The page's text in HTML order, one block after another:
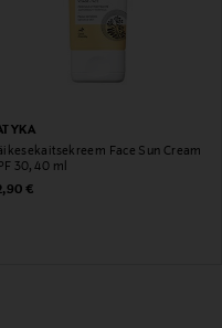
Face Sun Cream
30, 40 ml
Price
€